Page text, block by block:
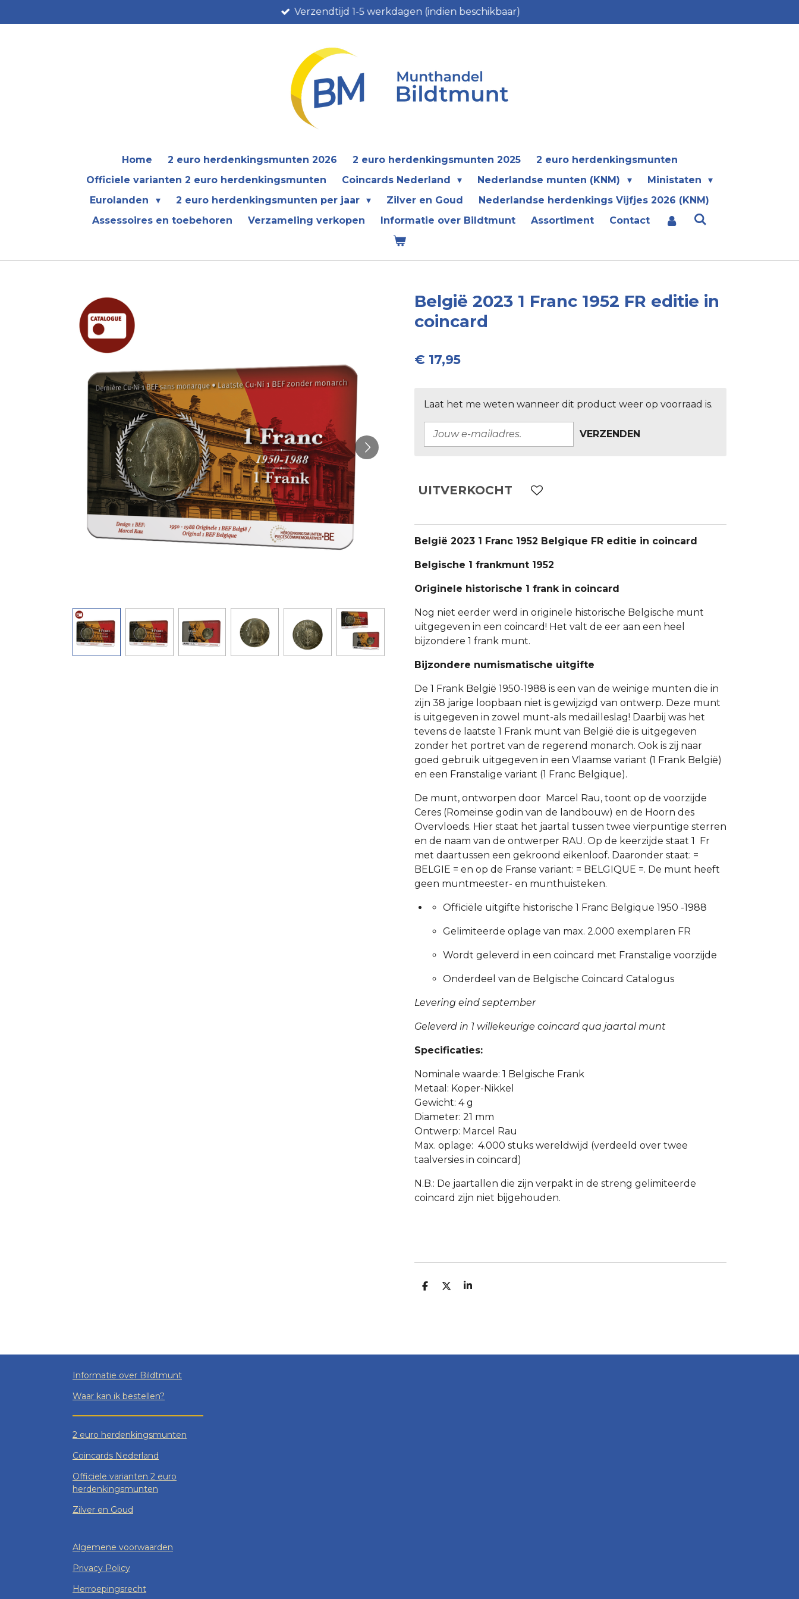
direct
Verzendtijd 1-5 werkdagen (indien beschikbaar)
Home 2 euro herdenkingsmunten 2026 2 euro herdenkingsmunten 2025
2 euro herdenkingsmunten
Officiele varianten 2 euro herdenkingsmunten
Coincards Nederland Nederlandse munten (KNM)
Ministaten
Eurolanden
2 euro herdenkingsmunten per jaar Zilver en Goud
Nederlandse herdenkings Vijfjes 2026 (KNM)
Assessoires en toebehoren
Verzameling verkopen Informatie over Bildtmunt Assortiment Contact
België 2023 1 Franc 1952 FR editie in
coincard
€ 17,95
Laat het me weten wanneer dit product weer op voorraad is.
VERZENDEN
UITVERKOCHT
België 2023 1 Franc 1952 Belgique FR editie in coincard
Belgische 1 frankmunt 1952
Originele historische 1 frank in coincard
Nog niet eerder werd in originele historische Belgische munt
uitgegeven in een coincard! Het valt de eer aan een heel
bijzondere 1 frank munt.
Bijzondere numismatische uitgifte
De 1 Frank België 1950-1988 is een van de weinige munten die in
zijn 38 jarige loopbaan niet is gewijzigd van ontwerp. Deze munt
is uitgegeven in zowel munt-als medailleslag! Daarbij was het
tevens de laatste 1 Frank munt van België die is uitgegeven
zonder het portret van de regerend monarch. Ook is zij naar
goed gebruik uitgegeven in een Vlaamse variant (1 Frank België)
en een Franstalige variant (1 Franc Belgique).
De munt, ontworpen door Marcel Rau, toont op de voorzijde
Ceres (Romeinse godin van de landbouw) en de Hoorn des
Overvloeds. Hier staat het jaartal tussen twee vierpuntige sterren
en de naam van de ontwerper RAU. Op de keerzijde staat 1 Fr
met daartussen een gekroond eikenloof. Daaronder staat: =
BELGIE = en op de Franse variant: = BELGIQUE =. De munt heeft
geen muntmeester- en munthuisteken.
Officiële uitgifte historische 1 Franc Belgique 1950 -1988
Gelimiteerde oplage van max. 2.000 exemplaren FR
Wordt geleverd in een coincard met Franstalige voorzijde
Onderdeel van de Belgische Coincard Catalogus
Levering eind september
Geleverd in 1 willekeurige coincard qua jaartal munt
Specificaties:
Nominale waarde: 1 Belgische Frank
Metaal: Koper-Nikkel
Gewicht: 4 g
Diameter: 21 mm
Ontwerp: Marcel Rau
Max. oplage: 4.000 stuks wereldwijd (verdeeld over twee
taalversies in coincard)
N.B.: De jaartallen die zijn verpakt in de streng gelimiteerde
coincard zijn niet bijgehouden.
D
D
S
Informatie over Bildtmunt
Waar kan ik bestellen?
2 euro herdenkingsmunten
Coincards Nederland
Officiele varianten 2 euro
herdenkingsmunten
Zilver en Goud
Algemene voorwaarden
Privacy Policy
Herroepingsrecht